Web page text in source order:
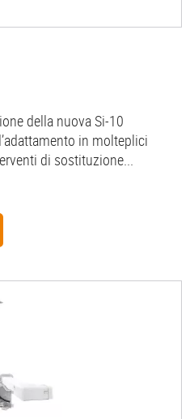
della nuova Si-10
in molteplici
di sostituzione...